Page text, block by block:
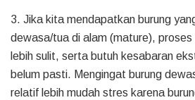
3. Jika kita mendapatkan burung
dewasa/tua di alam (mature), proses
lebih sulit, serta butuh kesabaran
belum pasti. Mengingat burung
relatif lebih mudah stres karena